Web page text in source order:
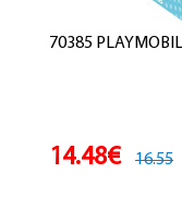
70385
14.48€ 16.55